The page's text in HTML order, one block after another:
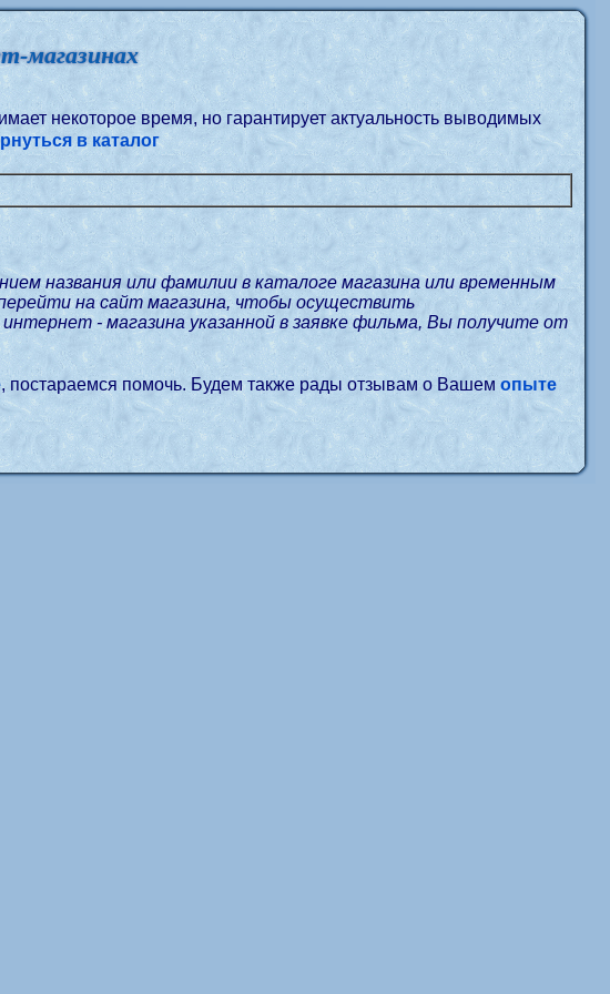
магазинах
некоторое время, но гарантирует актуальность выводимых
в каталог
названия или фамилии в каталоге магазина или временным
на сайт магазина, чтобы осуществить
- магазина указанной в заявке фильма, Вы получите от
, постараемся помочь. Будем также рады отзывам о Вашемопыте